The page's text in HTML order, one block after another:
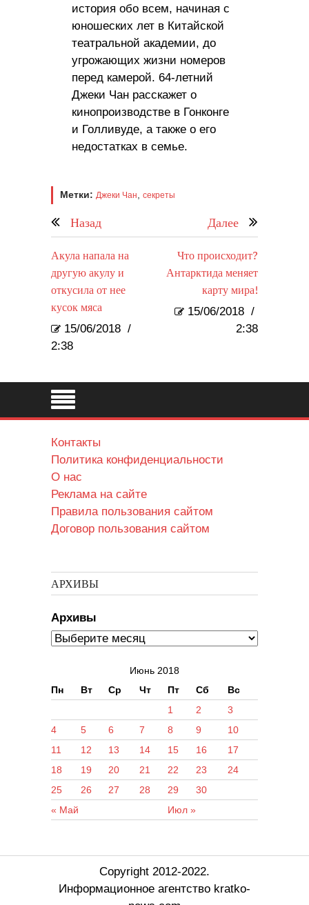
история обо всем, начиная с
юношеских лет в Китайской
театральной академии, до
угрожающих жизни номеров
перед камерой. 64-летний
Джеки Чан расскажет о
кинопроизводстве в Гонконге
и Голливуде, а также о его
недостатках в семье.
Метки: Джеки Чан, секреты
Назад Далее
Акула напала на
другую акулу и
откусила от нее
кусок мяса
15/06/2018 /
2:38
Что происходит?
Антарктида меняет
карту мира!
15/06/2018 /
2:38
Контакты
Политика конфиденциальности
О нас
Реклама на сайте
Правила пользования сайтом
Договор пользования сайтом
АРХИВЫ
Архивы
Июнь 2018
Пн
Вт Ср Чт Пт Сб Вс
« Май Июл »
1 2
3
4
5 6 7 8 9
10
11
12 13 14 15 16
17
18
19 20 21 22 23
24
25
26 27 28 29 30
Copyright 2012-2022.
Информационное агентство kratko-